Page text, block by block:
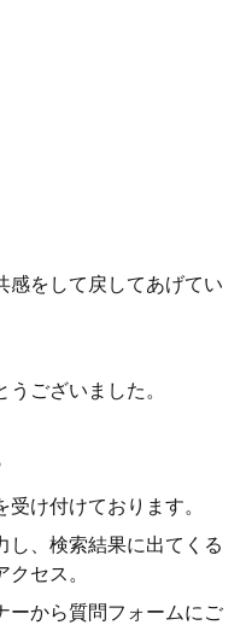
感をして戻してあげてい
ございました。
け付けております。
し、検索結果に出てくる
セス。
ーから質問フォームにご